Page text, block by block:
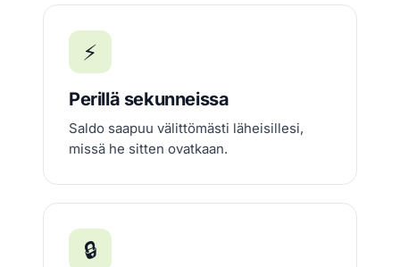
⚡
Perillä sekunneissa
Saldo saapuu välittömästi läheisillesi,
missä he sitten ovatkaan.
🔒